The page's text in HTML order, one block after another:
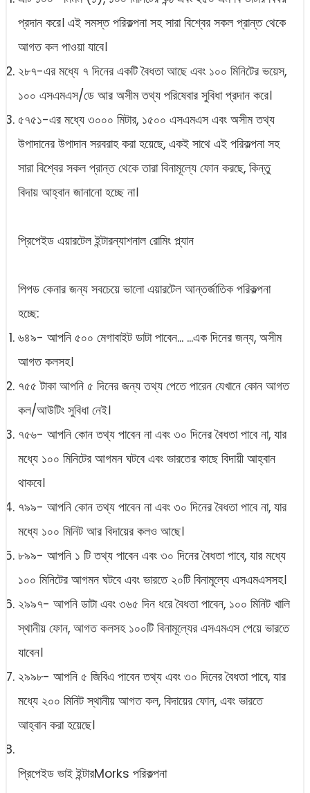
প্রদান করে। এই সমস্ত পরিকল্পনা সহ সারা বিশ্বের সকল প্রান্ত থেকে
আগত কল পাওয়া যাবে।
২৮৭-এর মধ্যে ৭ দিনের একটি বৈধতা আছে এবং ১০০ মিনিটের ভয়েস,
১০০ এসএমএস/ডে আর অসীম তথ্য পরিষেবার সুবিধা প্রদান করে।
৫৭৫১-এর মধ্যে ৩০০০ মিটার, ১৫০০ এসএমএস এবং অসীম তথ্য
উপাদানের উপাদান সরবরাহ করা হয়েছে, একই সাথে এই পরিকল্পনা সহ
সারা বিশ্বের সকল প্রান্ত থেকে তারা বিনামূল্যে ফোন করছে, কিন্তু
বিদায় আহ্বান জানানো হচ্ছে না।
প্রিপেইড এয়ারটেল ইন্টারন্যাশনাল রোমিং প্ল্যান
পিপড কেনার জন্য সবচেয়ে ভালো এয়ারটেল আন্তর্জাতিক পরিকল্পনা
হচ্ছে:
৬৪৯- আপনি ৫০০ মেগাবাইট ডাটা পাবেন... ...এক দিনের জন্য, অসীম
আগত কলসহ।
৭৫৫ টাকা আপনি ৫ দিনের জন্য তথ্য পেতে পারেন যেখানে কোন আগত
কল/আউটিং সুবিধা নেই।
৭৫৬- আপনি কোন তথ্য পাবেন না এবং ৩০ দিনের বৈধতা পাবে না, যার
মধ্যে ১০০ মিনিটের আগমন ঘটবে এবং ভারতের কাছে বিদায়ী আহ্বান
থাকবে।
৭৯৯- আপনি কোন তথ্য পাবেন না এবং ৩০ দিনের বৈধতা পাবে না, যার
মধ্যে ১০০ মিনিট আর বিদায়ের কলও আছে।
৮৯৯- আপনি ১ টি তথ্য পাবেন এবং ৩০ দিনের বৈধতা পাবে, যার মধ্যে
১০০ মিনিটের আগমন ঘটবে এবং ভারতে ২০টি বিনামূল্যে এসএমএসসহ।
২৯৯৭- আপনি ডাটা এবং ৩৬৫ দিন ধরে বৈধতা পাবেন, ১০০ মিনিট খালি
স্থানীয় ফোন, আগত কলসহ ১০০টি বিনামূল্যের এসএমএস পেয়ে ভারতে
যাবেন।
২৯৯৮- আপনি ৫ জিবিএ পাবেন তথ্য এবং ৩০ দিনের বৈধতা পাবে, যার
মধ্যে ২০০ মিনিট স্থানীয় আগত কল, বিদায়ের ফোন, এবং ভারতে
আহ্বান করা হয়েছে।
প্রিপেইড ভাই ইন্টার‌Morks পরিকল্পনা